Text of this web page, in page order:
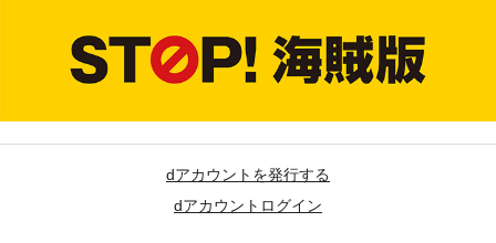
dアカウントを発行する
dアカウントログイン